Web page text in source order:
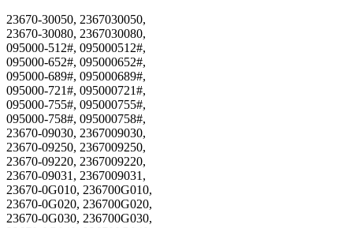
23670-30050, 2367030050,
23670-30080, 2367030080,
095000-512#, 095000512#,
095000-652#, 095000652#,
095000-689#, 095000689#,
095000-721#, 095000721#,
095000-755#, 095000755#,
095000-758#, 095000758#,
23670-09030, 2367009030,
23670-09250, 2367009250,
23670-09220, 2367009220,
23670-09031, 2367009031,
23670-0G010, 236700G010,
23670-0G020, 236700G020,
23670-0G030, 236700G030,